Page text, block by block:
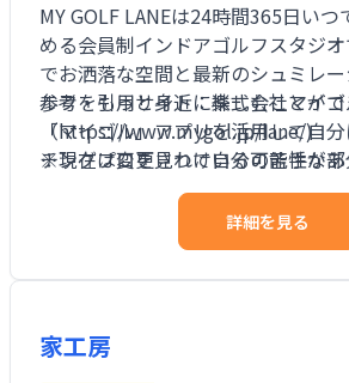
MY GOLF LANEは24時間365日い
める会員制インドアゴルフスタジ
でお洒落な空間と最新のシュミレ
ルフをもっと身近に楽しむことが
「マイゴル」アプリを活用して自
チングプロを見つけ自分の苦手な
部分のレッスンを受ける事ができま
参考・引用サイト：株式会社マイ
（https://www.mygol.jp/lane/)
※現在は変更されている可能性があ
詳細を見る
家工房